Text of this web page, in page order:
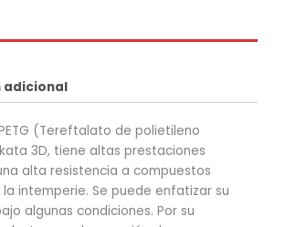
adicional
(Tereftalato de polietileno
3D, tiene altas prestaciones
alta resistencia a compuestos
intemperie. Se puede enfatizar su
algunas condiciones. Por su